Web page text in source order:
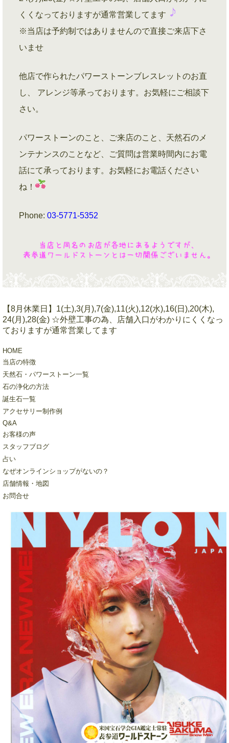
くくなっておりますが通常営業してます
※当店は予約制ではありませんので直接ご来店下さ
いませ
他店で作られたパワーストーンブレスレットのお直
し、 アレンジ等承っております。お気軽にご相談下
さい。
パワーストーンのこと、ご来店のこと、天然石のメ
ンテナンスのことなど、ご質問は営業時間内にお電
話にて承っております。お気軽にお電話ください
ね！
Phone: 03-5771-5352
【8月休業日】1(土),3(月),7(金),11(火),12(水),16(日),20(木),
24(月),28(金) ☆外壁工事の為、店舗入口がわかりにくくなっ
ておりますが通常営業してます
HOME
当店の特徴
天然石・パワーストーン一覧
石の浄化の方法
誕生石一覧
アクセサリー制作例
Q&A
お客様の声
スタッフブログ
占い
なぜオンラインショップがないの？
店舗情報・地図
お問合せ